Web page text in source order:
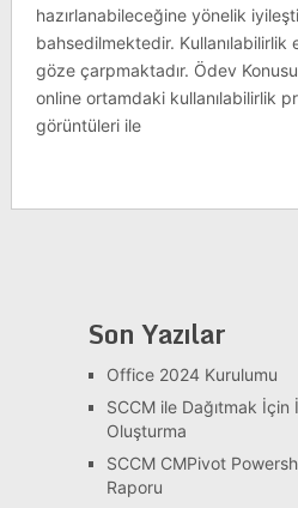
hazırlanabileceğine yönelik
bahsedilmektedir. Kullanılabilirlik
göze çarpmaktadır. Ödev
online ortamdaki kullanılabilirlik
görüntüleri ile
Son Yazılar
Office 2024 Kurulumu
SCCM ile Dağıtmak İçin
Oluşturma
SCCM CMPivot
Raporu